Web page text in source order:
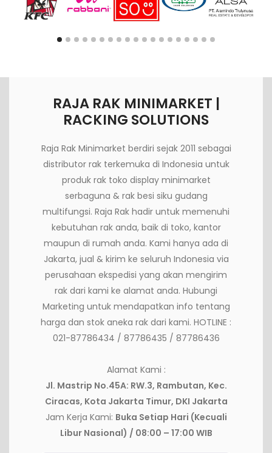
RAJA RAK MINIMARKET |
RACKING SOLUTIONS
Raja Rak Minimarket berdiri sejak 2011 sebagai
distributor rak terkemuka di Indonesia untuk
produk rak toko display minimarket
serbaguna & rak besi siku gudang
multifungsi. Raja Rak hadir untuk memenuhi
kebutuhan rak anda, baik di toko, kantor
maupun di rumah anda. Kami hanya ada di
Jakarta, jual & kirim ke seluruh Indonesia via
perusahaan ekspedisi yang akan mengirim
rak dari kami ke alamat anda. Hubungi
Marketing untuk mendapatkan info tentang
harga dan stok aneka rak dari kami. HOTLINE :
021-87786434 / 87786435 / 87786436
Alamat Kami :
Jl. Mastrip No.45A: RW.3, Rambutan, Kec.
Ciracas, Kota Jakarta Timur, DKI Jakarta
Jam Kerja Kami: Buka Setiap Hari (Kecuali
Libur Nasional) / 08:00 – 17:00 WIB